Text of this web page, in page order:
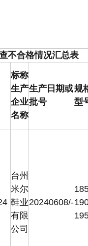
不合格情况汇总表
标称
生产
企业
名称
生产日期或
批号
规
型
台州
米尔
鞋业
有限
公司
20240608/-